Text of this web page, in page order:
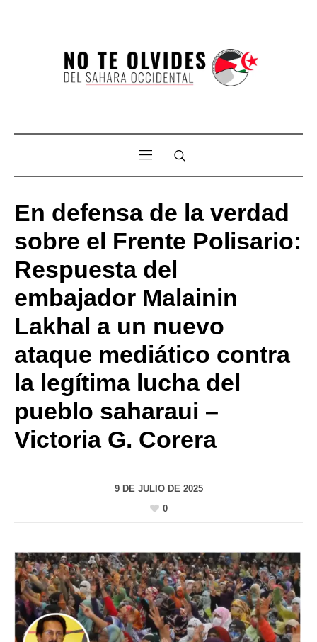
En defensa de la verdad
sobre el Frente Polisario:
Respuesta del
embajador Malainin
Lakhal a un nuevo
ataque mediático contra
la legítima lucha del
pueblo saharaui –
Victoria G. Corera
9 DE JULIO DE 2025
0